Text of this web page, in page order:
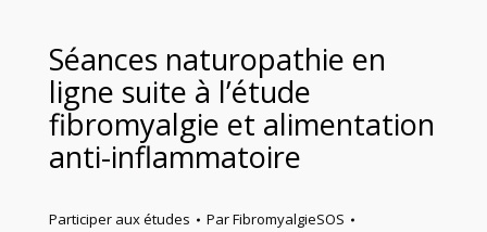
Séances naturopathie en
ligne suite à l’étude
fibromyalgie et alimentation
anti-inflammatoire
Participer aux études ParFibromyalgieSOS